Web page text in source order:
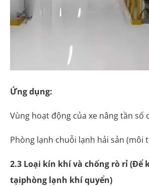
Ứng dụng:
Vùng hoạt động của xe nâng tần số
Phòng lạnh chuỗi lạnh hải sản (môi
2.3 Loại kín khí và chống rò rỉ (Để
tạiphòng lạnh khí quyển)